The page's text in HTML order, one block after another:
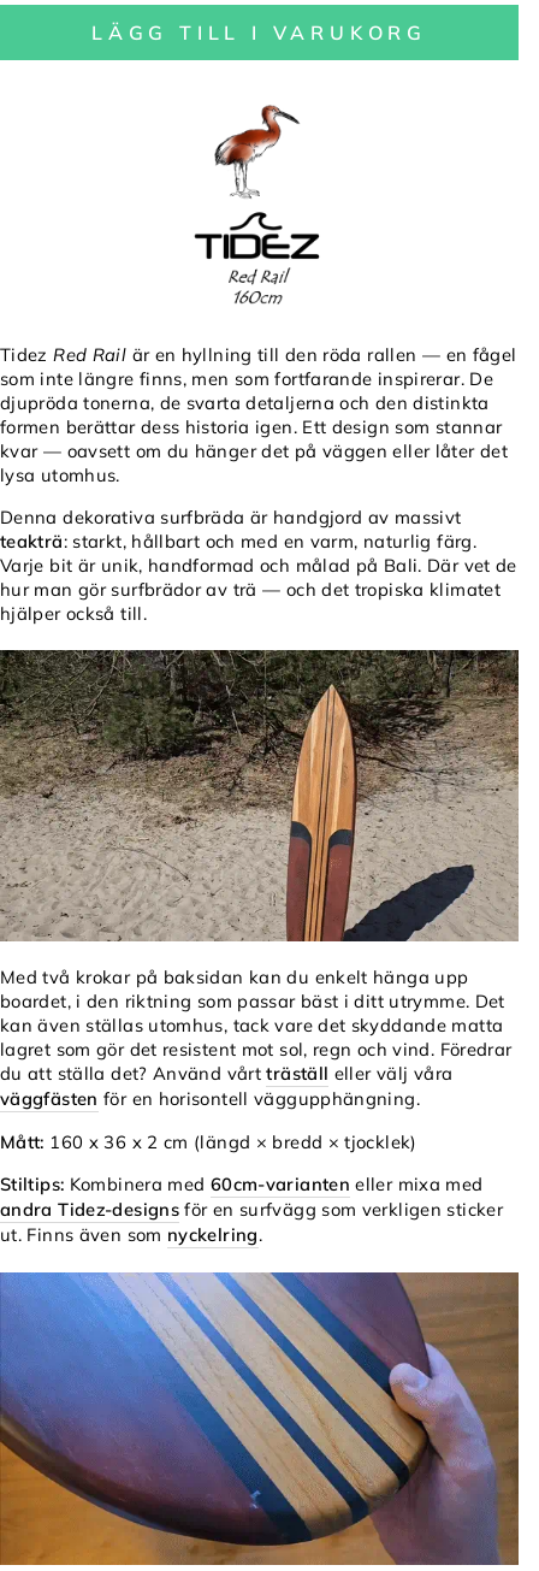
LÄGG TILL I VARUKORG
Tidez Red Rail är en hyllning till den röda rallen — en fågel
som inte längre finns, men som fortfarande inspirerar. De
djupröda tonerna, de svarta detaljerna och den distinkta
formen berättar dess historia igen. Ett design som stannar
kvar — oavsett om du hänger det på väggen eller låter det
lysa utomhus.
Denna dekorativa surfbräda är handgjord av massivt
teakträ: starkt, hållbart och med en varm, naturlig färg.
Varje bit är unik, handformad och målad på Bali. Där vet de
hur man gör surfbrädor av trä — och det tropiska klimatet
hjälper också till.
Med två krokar på baksidan kan du enkelt hänga upp
boardet, i den riktning som passar bäst i ditt utrymme. Det
kan även ställas utomhus, tack vare det skyddande matta
lagret som gör det resistent mot sol, regn och vind. Föredrar
du att ställa det? Använd vårtträställ eller välj våra
väggfästen för en horisontell väggupphängning.
Mått: 160 x 36 x 2 cm (längd × bredd × tjocklek)
Stiltips: Kombinera med 60cm-varianten eller mixa med
andra Tidez-designs för en surfvägg som verkligen sticker
ut. Finns även som nyckelring.